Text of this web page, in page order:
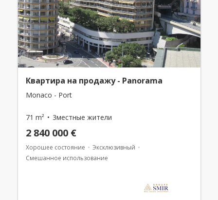
Квартира на продажу - Panorama
Monaco - Port
71 m² 3местные жители
2 840 000 €
Хорошее состояние
Эксклюзивный
Смешанное использование